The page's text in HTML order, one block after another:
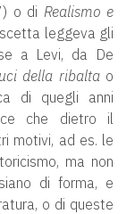
o di Realismo e
leggeva gli
a Levi, da De
della ribaltao
di quegli anni
che dietro il
motivi, ad es. le
ma non
di forma, e
o di queste